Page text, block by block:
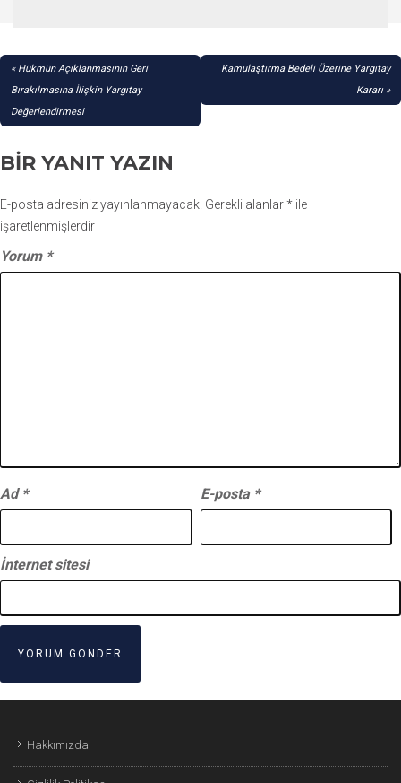
YAZI
GEZINMESI
Hükmün Açıklanmasının Geri
Bırakılmasına İlişkin Yargıtay
Değerlendirmesi
Kamulaştırma Bedeli Üzerine Yargıtay
Kararı
BIR YANIT YAZIN
E-posta adresiniz yayınlanmayacak. Gerekli alanlar* ile
işaretlenmişlerdir
Yorum *
Ad * E-posta *
İnternet sitesi
Hakkımızda